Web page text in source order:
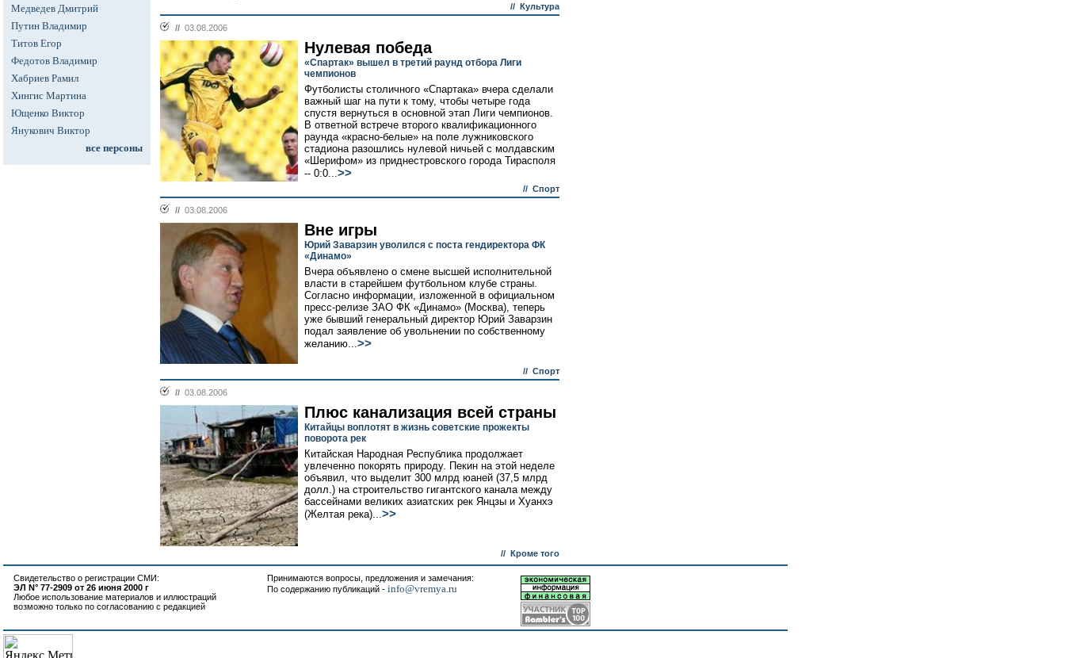
Медведев Дмитрий
Путин Владимир
Титов Егор
Федотов Владимир
Хабриев Рамил
Хингис Мартина
Ющенко Виктор
Янукович Виктор
все персоны
// Культура
// 03.08.2006
Нулевая победа
«Спартак» вышел в третий раунд отбора Лиги
чемпионов
Футболисты столичного «Спартака» вчера сделали
важный шаг на пути к тому, чтобы четыре года
спустя вернуться в основной этап Лиги чемпионов.
В ответной встрече второго квалификационного
раунда «красно-белые» на поле лужниковского
стадиона разошлись нулевой ничьей с молдавским
«Шерифом» из приднестровского города Тирасполя
-- 0:0...>>
// Спорт
// 03.08.2006
Вне игры
Юрий Заварзин уволился с поста гендиректора ФК
«Динамо»
Вчера объявлено о смене высшей исполнительной
власти в старейшем футбольном клубе страны.
Согласно информации, изложенной в официальном
пресс-релизе ЗАО ФК «Динамо» (Москва), теперь
уже бывший генеральный директор Юрий Заварзин
подал заявление об увольнении по собственному
желанию...>>
// Спорт
// 03.08.2006
Плюс канализация всей страны
Китайцы воплотят в жизнь советские прожекты
поворота рек
Китайская Народная Республика продолжает
увлеченно покорять природу. Пекин на этой неделе
объявил, что выделит 300 млрд юаней (37,5 млрд
долл.) на строительство гигантского канала между
бассейнами великих азиатских рек Янцзы и Хуанхэ
(Желтая река)...>>
// Кроме того
Свидетельство о регистрации СМИ:
ЭЛ N° 77-2909 от 26 июня 2000 г
Любое использование материалов и иллюстраций
возможно только по согласованию с редакцией
Принимаются вопросы, предложения и замечания:
По содержанию публикаций - info@vremya.ru